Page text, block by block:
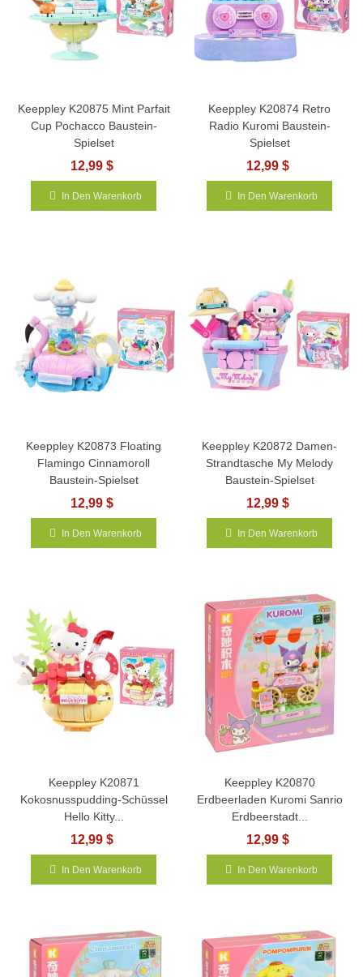
Keeppley K20875 Mint Parfait
Cup Pochacco Baustein-
Spielset
12,99 $
In Den Warenkorb
Keeppley K20874 Retro
Radio Kuromi Baustein-
Spielset
12,99 $
In Den Warenkorb
Keeppley K20873 Floating
Flamingo Cinnamoroll
Baustein-Spielset
12,99 $
In Den Warenkorb
Keeppley K20872 Damen-
Strandtasche My Melody
Baustein-Spielset
12,99 $
In Den Warenkorb
Keeppley K20871
Kokosnusspudding-Schüssel
Hello Kitty...
12,99 $
In Den Warenkorb
Keeppley K20870
Erdbeerladen Kuromi Sanrio
Erdbeerstadt...
12,99 $
In Den Warenkorb